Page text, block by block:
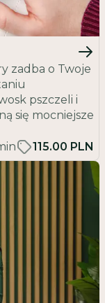
zadba o Twoje
pszczeli i
się mocniejsze
115.00 PLN